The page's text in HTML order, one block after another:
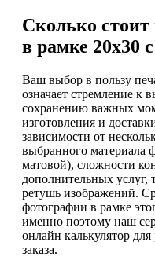
Сколько
в рамке 20х30
Ваш выбор в пользу
означает стремление к
сохранению важных
изготовления и
зависимости от
выбранного материала
матовой), сложности
дополнительных услуг,
ретушь изображений.
фотографии в рамке
именно поэтому наш
онлайн калькулятор
заказа.